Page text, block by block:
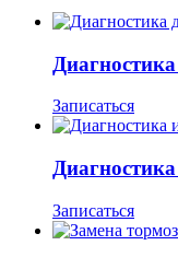
Записаться
Записаться